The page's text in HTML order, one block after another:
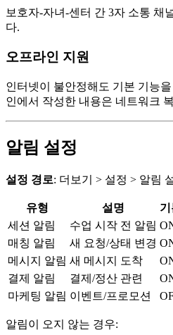
보호자-자녀-센터 간 3자 소통 채
다.
오프라인 지원
인터넷이 불안정해도 기본 기능
인에서 작성한 내용은 네트워크
알림 설정
설정 경로: 더보기 > 설정 > 알림
유형 설명
세션 알림
수업 시작 전 알림
매칭 알림
새 요청/상태 변경
메시지 알림 새 메시지 도착
결제 알림
결제/정산 관련
마케팅 알림 이벤트/프로모션
알림이 오지 않는 경우: